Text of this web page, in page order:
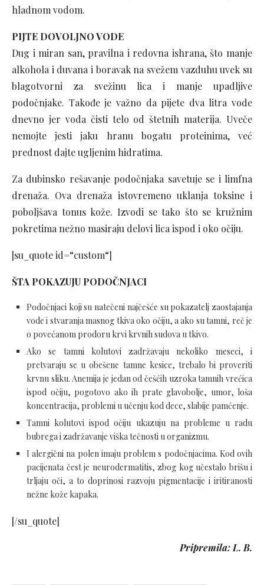
hladnom vodom.
PIJTE DOVOLJNO VODE
Dug i miran san, pravilna i redovna ishrana, što manje
alkohola i duvana i boravak na svežem vazduhu uvek su
blagotvorni za svežinu lica i manje upadljive
podočnjake. Takođe je važno da pijete dva litra vode
dnevno jer voda čisti telo od štetnih materija. Uveče
nemojte jesti jaku hranu bogatu proteinima, već
prednost dajte ugljenim hidratima.
Za dubinsko rešavanje podočnjaka savetuje se i limfna
drenaža. Ova drenaža istovremeno uklanja toksine i
poboljšava tonus kože. Izvodi se tako što se kružnim
pokretima nežno masiraju delovi lica ispod i oko očiju.
[su_quote id=“custom“]
ŠTA POKAZUJU PODOČNJACI
Podočnjaci koji su natečeni najčešće su pokazatelj zaostajanja
vode i stvaranja masnog tkiva oko očiju, a ako su tamni, reč je
o povećanom prodoru krvi krvnih sudova u tkivo.
Ako se tamni kolutovi zadržavaju nekoliko meseci, i
pretvaraju se u obešene tamne kesice, trebalo bi proveriti
krvnu sliku. Anemija je jedan od češćih uzroka tamnih vrećica
ispod očiju, pogotovo ako ih prate glavobolje, umor, loša
koncentracija, problemi u učenju kod dece, slabije pamćenje.
Tamni kolutovi ispod očiju ukazuju na probleme u radu
bubrega i zadržavanje viška tečnosti u organizmu.
I alergični na polen imaju problem s podočnjacima. Kod ovih
pacijenata čest je neurodermatitis, zbog kog učestalo brišu i
trljaju oči, a to doprinosi razvoju pigmentacije i iritiranosti
nežne kože kapaka.
[/su_quote]
Pripremila: L. B.